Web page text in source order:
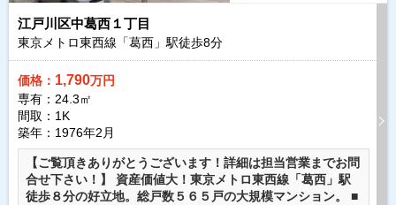
江戸川区中葛西１丁目
東京メトロ東西線「葛西」駅徒歩8分
価格： 1,790万円
専有：24.3㎡
間取：1K
築年：1976年2月
【ご覧頂きありがとうございます！詳細は担当営業までお問
合せ下さい！】 資産価値大！東京メトロ東西線「葛西」駅
徒歩８分の好立地。総戸数５６５戸の大規模マンション。 ■